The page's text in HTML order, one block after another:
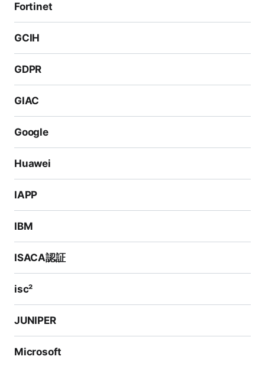
Cisco Certified Cyber Ops Associateは、サイバーセ
キュリティインシデント対応とデジタルフォレンジック
は、情報セキュリティに初めて接する人や、組織内での
サイバーオペレーションの役割への入門を目指す人に最
適です。この認定資格は、ITセキュリティオペレーショ
ンセンター（SOC）での初級および中級のポジション
に学生を準備させます。ネットワーキングプロトコル、
ができます。さらに、Ciscoのセキュリティ製品（Fire
power Threat Defense（FTD）、Advanced Malware
Protection（AMP）、Cloudlock Identity Services En
gine（ISE）、Content Security Management System
（CSMS）、Secure Access Service Edge（SASE）、
Cisco Certified CyberOps Associateを目指す人は、S
potoclubで2つの試験を迅速かつ簡単に準備するための
リソースを見つけることができます。私たちの包括的な
Fortinet
GCIH
GDPR
GIAC
Google
Huawei
IAPP
IBM
ISACA認証
isc²
JUNIPER
Microsoft